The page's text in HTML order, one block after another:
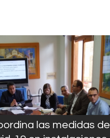
las medidas de